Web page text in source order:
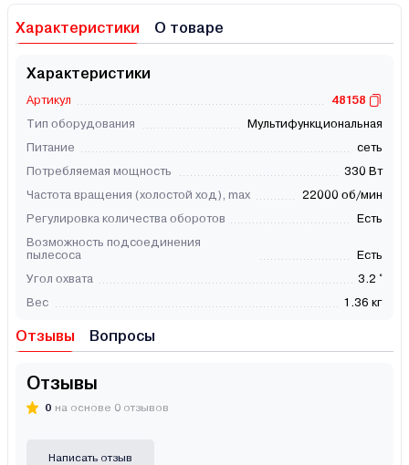
Характеристики О товаре
Характеристики
Артикул
48158
Тип оборудования
Мультифункциональная
Питание
сеть
Потребляемая мощность
330 Вт
Частота вращения (холостой ход), max
22000 об/мин
Регулировка количества оборотов
Есть
Возможность подсоединения
пылесоса
Есть
Угол охвата
3.2 °
Вес
1.36 кг
Отзывы Вопросы
Отзывы
0 на основе 0 отзывов
Написать отзыв